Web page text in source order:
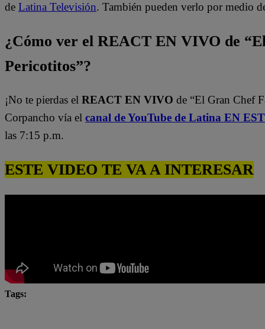
de Latina Televisión. También pueden verlo por medio
¿Cómo ver el REACT EN VIVO de
Pericotitos”?
¡No te pierdas el REACT EN VIVO de “El Gran Chef
Corpancho vía el canal de YouTube de Latina EN
las 7:15 p.m.
ESTE VIDEO TE VA A INTERESAR
Tags: